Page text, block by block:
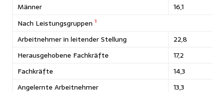
Männer
16,1
Nach Leistungsgruppen 1
Arbeitnehmer in leitender Stellung 22,8
Herausgehobene Fachkräfte
17,2
Fachkräfte
14,3
Angelernte Arbeitnehmer
13,3